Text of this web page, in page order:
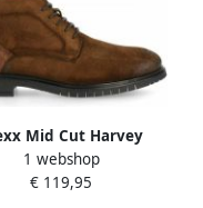
Mid Cut Harvey
Bruin Dames
laarzen
1 webshop
€ 119,95